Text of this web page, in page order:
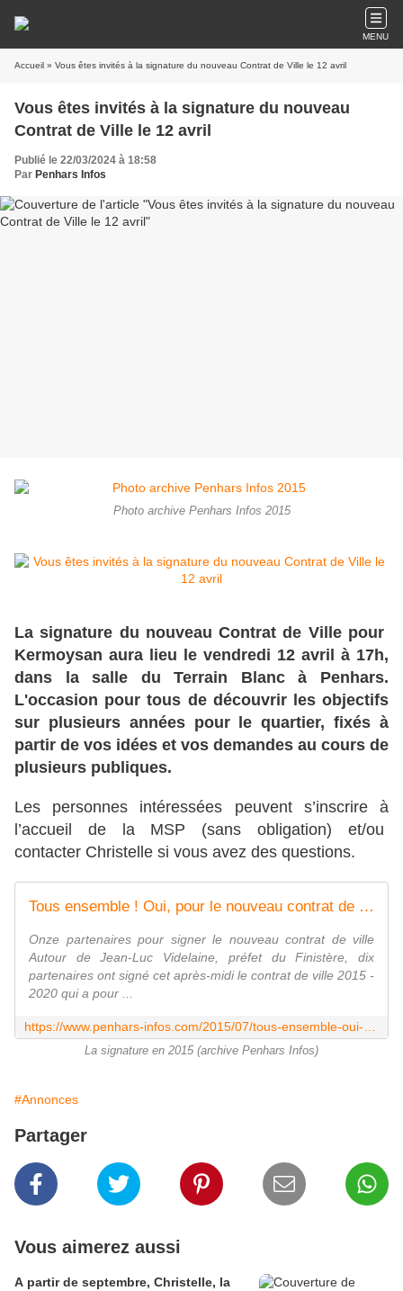
MENU
Accueil » Vous êtes invités à la signature du nouveau Contrat de Ville le 12 avril
Vous êtes invités à la signature du nouveau
Contrat de Ville le 12 avril
Publié le 22/03/2024 à 18:58
Par Penhars Infos
Photo archive Penhars Infos 2015
La signature du nouveau Contrat de Ville pour
Kermoysan aura lieu le vendredi 12 avril à 17h,
dans la salle du Terrain Blanc à Penhars.
L'occasion pour tous de découvrir les objectifs
sur plusieurs années pour le quartier, fixés à
partir de vos idées et vos demandes au cours de
plusieurs publiques.
Les personnes intéressées peuvent s’inscrire à
l’accueil de la MSP (sans obligation) et/ou
contacter Christelle si vous avez des questions.
Tous ensemble ! Oui, pour le nouveau contrat de ville - Penhars Infos Quimper
Onze partenaires pour signer le nouveau contrat de ville
Autour de Jean-Luc Videlaine, préfet du Finistère, dix
partenaires ont signé cet après-midi le contrat de ville 2015 -
2020 qui a pour ...
La signature en 2015 (archive Penhars Infos)
#Annonces
Partager
Vous aimerez aussi
A partir de septembre, Christelle, la